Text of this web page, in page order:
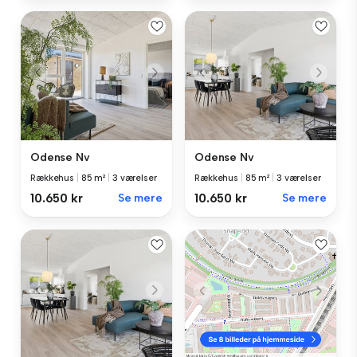
Odense Nv
Rækkehus 85 m² 3 værelser
10.650 kr Se mere
Odense Nv
Rækkehus 85 m² 3 værelser
10.650 kr Se mere